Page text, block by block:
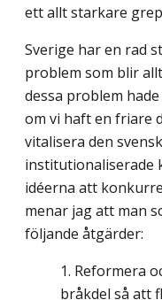
ett allt starkare
Sverige har en rad
problem som blir
dessa problem
om vi haft en friare
vitalisera den
institutionaliserade
idéerna att
menar jag att man
följande åtgärder:
Reformera
bråkdel så att